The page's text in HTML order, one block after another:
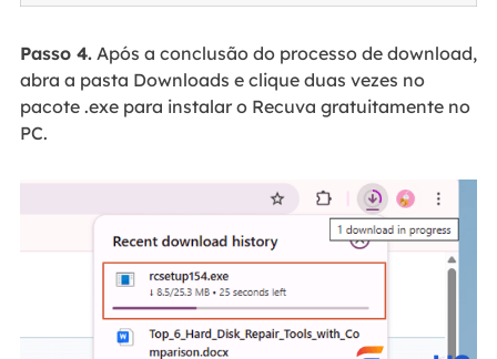
Passo 4.Após a conclusão do processo de download,
abra a pasta Downloads e clique duas vezes no
pacote .exe para instalar o Recuva gratuitamente no
PC.